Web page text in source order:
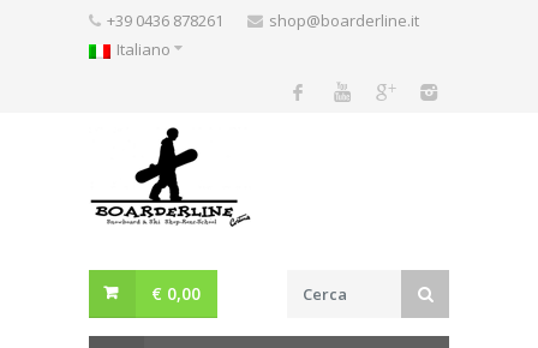
+39 0436 878261
shop@boarderline.it
Italiano
€0,00